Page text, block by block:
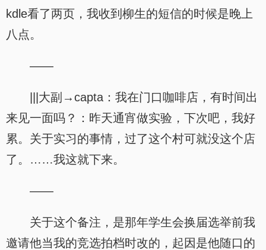
kdle看了两页，我收到柳生的短信的时候是晚上
八点。
——
|||大副→capta：我在门口咖啡店，有时间出
来见一面吗？：昨天通宵做实验，下次吧，我好
累。关于实习的事情，过了这个村可就没这个店
了。……我这就下来。
——
关于这个备注，是那年学生会换届选举前我
邀请他当我的竞选拍档时改的，起因是他随口的